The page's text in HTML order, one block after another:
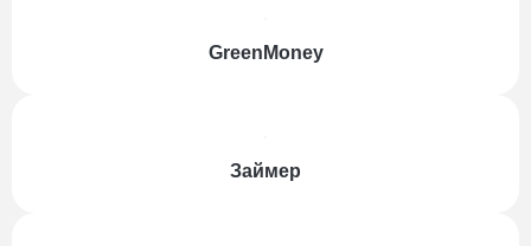
GreenMoney
Займер